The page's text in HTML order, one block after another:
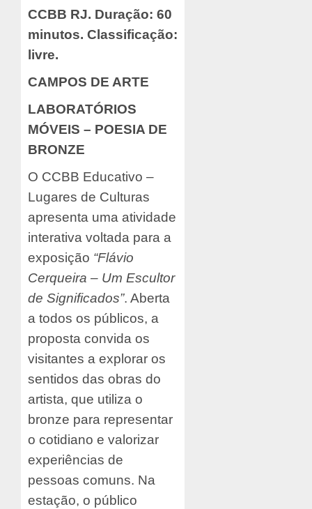
CCBB RJ. Duração: 60
minutos. Classificação:
livre.
CAMPOS DE ARTE
LABORATÓRIOS
MÓVEIS – POESIA DE
BRONZE
O CCBB Educativo –
Lugares de Culturas
apresenta uma atividade
interativa voltada para a
exposição “Flávio
Cerqueira – Um Escultor
de Significados”. Aberta
a todos os públicos, a
proposta convida os
visitantes a explorar os
sentidos das obras do
artista, que utiliza o
bronze para representar
o cotidiano e valorizar
experiências de
pessoas comuns. Na
estação, o público